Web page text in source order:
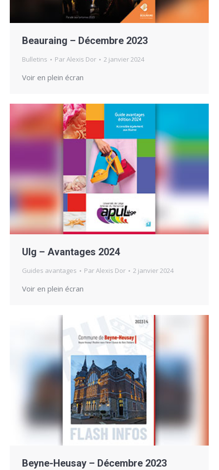
Beauraing – Décembre 2023
Bulletins ParAlexis Dor 2 janvier 2024
Voir en plein écran
Ulg – Avantages 2024
Guides avantages ParAlexis Dor 2 janvier 2024
Voir en plein écran
Beyne-Heusay – Décembre 2023